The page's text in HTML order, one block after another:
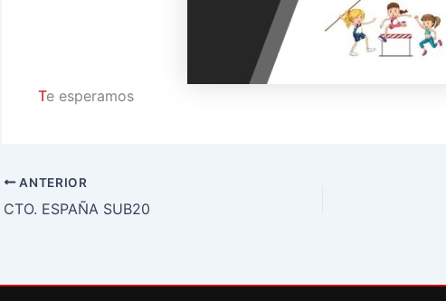
Te esperamos
ANTERIOR
CTO. ESPAÑA SUB20